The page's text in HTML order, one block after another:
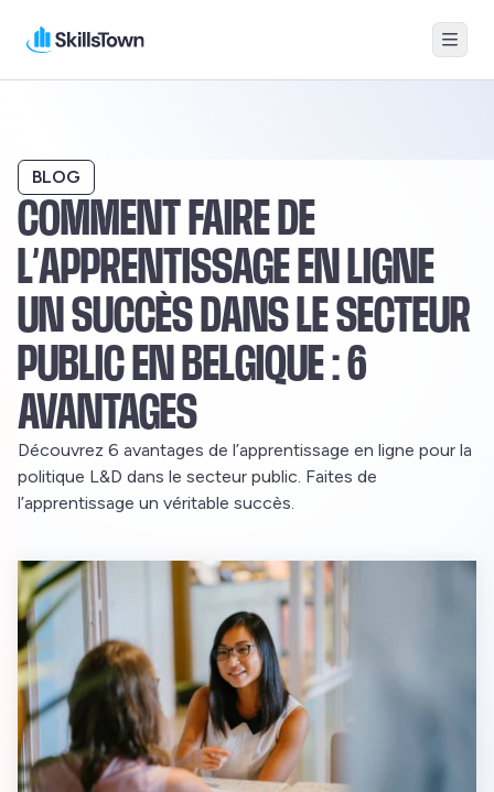
Menu
COMMENT FAIRE DE
L’APPRENTISSAGE EN LIGNE
UN SUCCÈS DANS LE SECTEUR
PUBLIC EN BELGIQUE : 6
AVANTAGES
BLOG
Découvrez 6 avantages de l’apprentissage en ligne pour la
politique L&D dans le secteur public. Faites de
l’apprentissage un véritable succès.